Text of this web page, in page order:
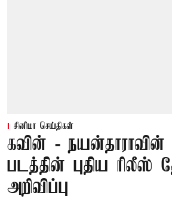
சினிமா செய்திகள்
கவின் -
படத்தின் புதிய ரிலீஸ்
அறிவிப்பு